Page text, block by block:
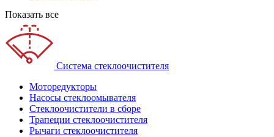
Показать все
Система стеклоочистителя
Моторедукторы
Насосы стеклоомывателя
Стеклоочистители в сборе
Трапеции стеклоочистителя
Рычаги стеклоочистителя